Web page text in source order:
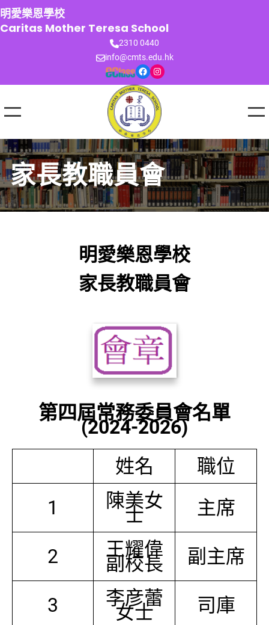
跳
至
主
明愛樂恩學校
Caritas Mother Teresa School
2310 0440
info@cmts.edu.hk
Facebook Instagram
家長教職員會
明愛樂恩學校
家長教職員會
第四屆常務委員會名單
(2024-2026)
姓名
職位
1
陳美女
士 主席
2 王耀偉
副校長 副主席
3 李彦蕾
女士 司庫